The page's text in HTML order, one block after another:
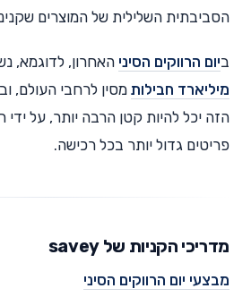
הסביבתית השלילית של המוצרים
ביום הרווקים הסיני האחרון, לדוגמא,
מיליארד חבילות מסין לרחבי העולם,
הזה יכל להיות קטן הרבה יותר, על ידי
פריטים גדול יותר בכל רכישה.
מדריכי הקניות של savey
מבצעי יום הרווקים הסיני